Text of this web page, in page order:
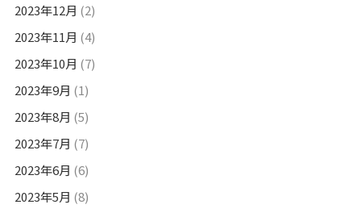
2023年12月 (2)
2023年11月 (4)
2023年10月 (7)
2023年9月 (1)
2023年8月 (5)
2023年7月 (7)
2023年6月 (6)
2023年5月 (8)